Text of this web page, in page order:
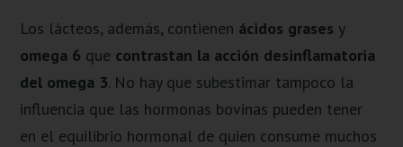
Los lácteos, además, contienen ácidos grasesy
omega 6 que contrastan la acción desinflamatoria
del omega 3. No hay que subestimar tampoco la
influencia que las hormonas bovinas pueden tener
en el equilibrio hormonal de quien consume muchos